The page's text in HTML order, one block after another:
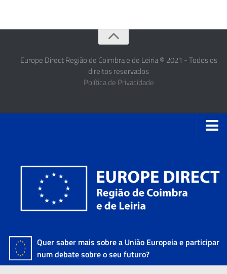
Europe Direct Região de Coimbra e de Leiria © 2021 - Todos os
direitos reservados
Política de Privacidade
Quer saber mais sobre a União Europeia e participar
num debate sobre o seu futuro?